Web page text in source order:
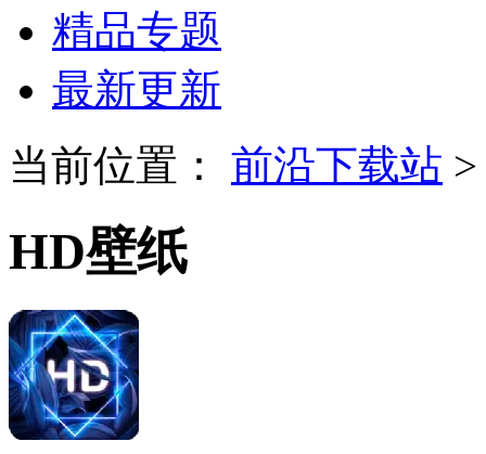
精品专题
最新更新
当前位置：
前沿下载站
HD壁纸